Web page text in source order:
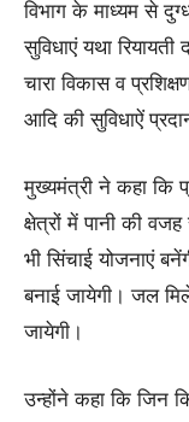
विभाग के माध्यम से
सुविधाएं यथा
चारा विकास व
आदि की सुविधाऐं
मुख्यमंत्री ने कहा कि
क्षेत्रों में पानी की
भी सिंचाई योजनाएं
बनाई जायेगी। जल
जायेगी।
उन्होंने कहा कि जिन